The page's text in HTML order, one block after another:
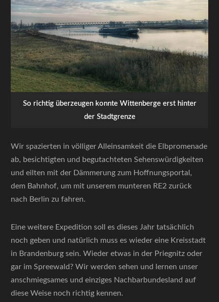
So richtig überzeugen konnte Wittenberge erst hinter
der Stadtgrenze
Wir spazierten in völliger Alleinsamkeit die Elbpromenade
ab, besichtigten und begutachteten Sehenswürdigkeiten
und eilten mit der Dämmerung zum Hoffnungsportal,
dem Bahnhof, um mit unserem munteren RE2 zurück
nach Berlin zu fahren.
Eine weitere Expedition soll es dieses Jahr tatsächlich
noch geben und natürlich muss es wieder eine Kreisstadt
in Brandenburg sein. Wieder etwas in der Priegnitz oder
gar im Spreewald? Wir werden sehen und lernen unser
anschmiegsames und einziges Nachbarbundesland auf
diese Weise noch richtig kennen.